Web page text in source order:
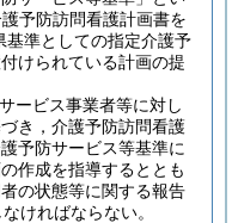
予防訪問看護計画書を
基準としての指定介護予
けられている計画の提
ービス事業者等に対し
き，介護予防訪問看護
予防サービス等基準に
作成を指導するととも
の状態等に関する報告
ければならない。